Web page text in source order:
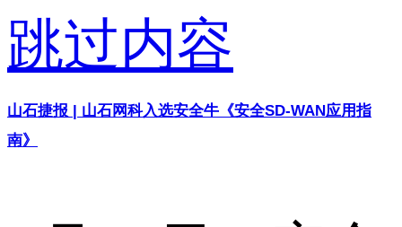
跳过内容
山石捷报 | 山石网科入选安全牛《安全SD-WAN应用指
南》